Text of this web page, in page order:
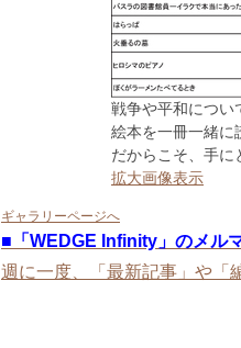
戦争や平和につい
絵本を一冊一緒に
だからこそ、手に
拡大画像表示
ギャラリーページへ
■ 「WEDGE Infinity」のメル
週に一度、「最新記事」や「